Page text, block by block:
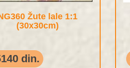
Žute lale 1:1
(30x30cm)
din.